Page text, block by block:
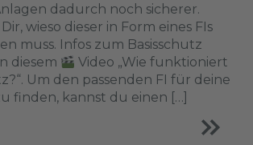
dadurch noch sicherer.
wieso dieser in Form eines FIs
muss. Infos zum Basisschutz
diesem
Video „Wie funktioniert
Um den passenden FI für deine
finden, kannst du einen […]